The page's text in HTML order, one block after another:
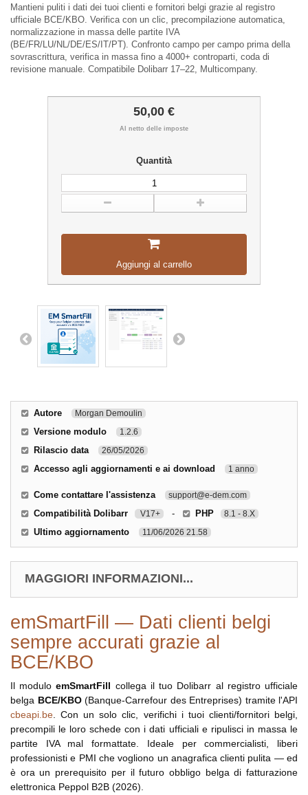
Mantieni puliti i dati dei tuoi clienti e fornitori belgi grazie al registro
ufficiale BCE/KBO. Verifica con un clic, precompilazione automatica,
normalizzazione in massa delle partite IVA
(BE/FR/LU/NL/DE/ES/IT/PT). Confronto campo per campo prima della
sovrascrittura, verifica in massa fino a 4000+ controparti, coda di
revisione manuale. Compatibile Dolibarr 17–22, Multicompany.
50,00 €
Al netto delle imposte
Quantità
Aggiungi al carrello
Autore Morgan Demoulin
Versione modulo 1.2.6
Rilascio data 26/05/2026
Accesso agli aggiornamenti e ai download 1 anno
Come contattare l'assistenza support@e-dem.com
Compatibilità Dolibarr V17+ - PHP 8.1 - 8.X
Ultimo aggiornamento 11/06/2026 21.58
MAGGIORI INFORMAZIONI...
emSmartFill — Dati clienti belgi
sempre accurati grazie al
BCE/KBO
Il moduloemSmartFill collega il tuo Dolibarr al registro ufficiale
belga BCE/KBO(Banque-Carrefour des Entreprises) tramite l'API
cbeapi.be. Con un solo clic, verifichi i tuoi clienti/fornitori belgi,
precompili le loro schede con i dati ufficiali e ripulisci in massa le
partite IVA mal formattate. Ideale per commercialisti, liberi
professionisti e PMI che vogliono un anagrafica clienti pulita — ed
è ora un prerequisito per il futuro obbligo belga di fatturazione
elettronica Peppol B2B (2026).